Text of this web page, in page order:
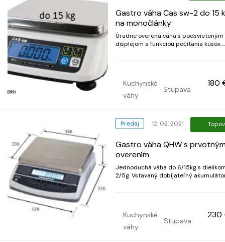
Gastro váha Cas sw-2 do 15
na monočlánky
Úradne overená váha s podsvieteným
displejom a funkciou počítania kusov.
do 6 kg – 2 g, od...
Kuchynské
váhy
Stupava
180
Predaj 12. 02. 2021
Gastro váha QHW s
overením
Jednoduchá váha do 6/15kg s
2/5g. Vstavaný dobíjateľný
Kuchynské
váhy
Stupava
230